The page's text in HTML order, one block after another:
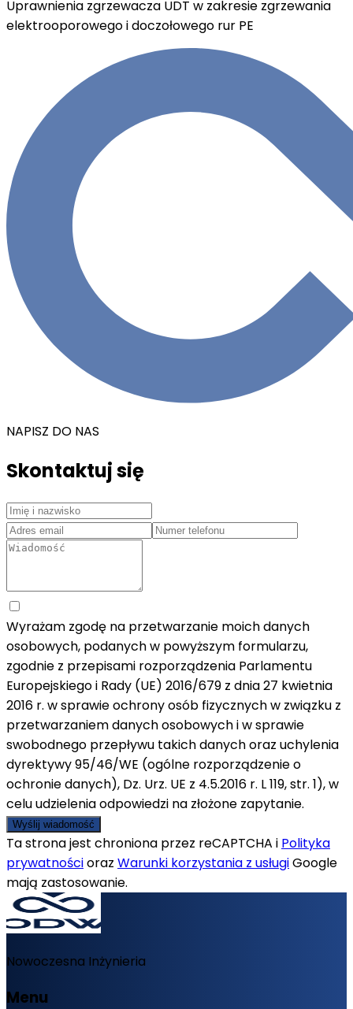
Uprawnienia zgrzewacza UDT w zakresie zgrzewania
elektrooporowego i doczołowego rur PE
NAPISZ DO NAS
Skontaktuj się
Wyrażam zgodę na przetwarzanie moich danych
osobowych, podanych w powyższym formularzu,
zgodnie z przepisami rozporządzenia Parlamentu
Europejskiego i Rady (UE) 2016/679 z dnia 27 kwietnia
2016 r. w sprawie ochrony osób fizycznych w związku z
przetwarzaniem danych osobowych i w sprawie
swobodnego przepływu takich danych oraz uchylenia
dyrektywy 95/46/WE (ogólne rozporządzenie o
ochronie danych), Dz. Urz. UE z 4.5.2016 r. L 119, str. 1), w
celu udzielenia odpowiedzi na złożone zapytanie.
Wyślij wiadomość
Ta strona jest chroniona przez reCAPTCHA i Polityka
prywatnościoraz Warunki korzystania z usługiGoogle
mają zastosowanie.
Nowoczesna Inżynieria
Menu